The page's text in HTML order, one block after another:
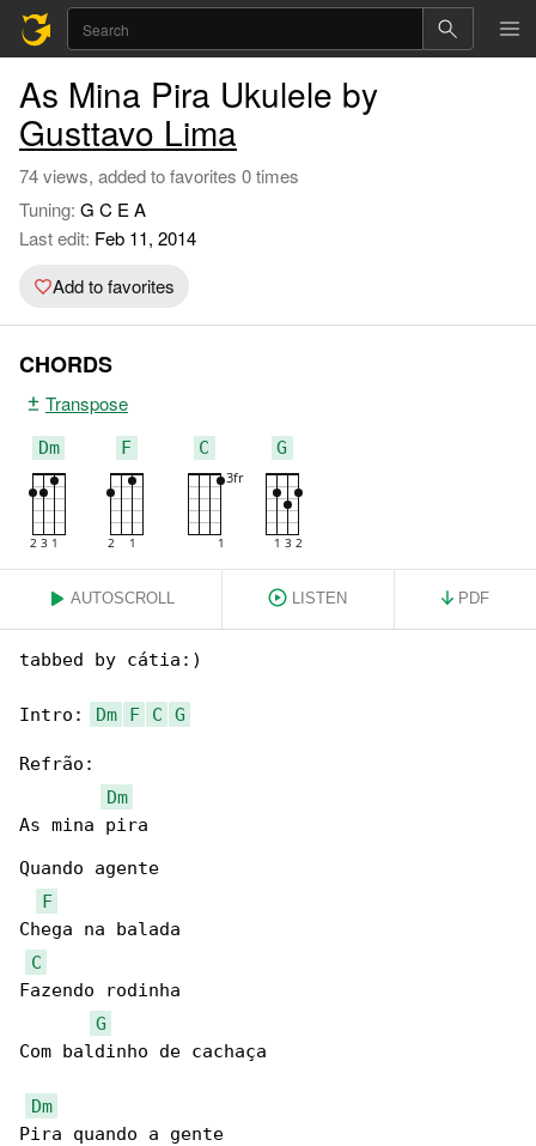
As Mina Pira Ukulele by
Gusttavo Lima
74 views, added to favorites 0 times
Tuning: G C E A
Last edit: Feb 11, 2014
Add to favorites
CHORDS
Transpose
Dm F C G
AUTOSCROLL LISTEN PDF
tabbed by cátia:)
Intro: Dm F C G
Refrão:
Dm
As mina pira
Quando agente
F
Chega na balada
C
Fazendo rodinha
G
Com baldinho de cachaça
Dm
Pira quando a gente